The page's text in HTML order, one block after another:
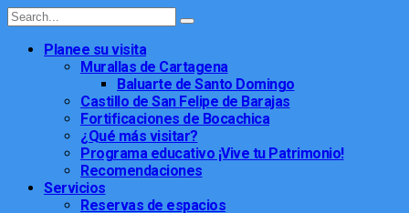
Planee su visita
Murallas de Cartagena
Baluarte de Santo Domingo
Castillo de San Felipe de Barajas
Fortificaciones de Bocachica
¿Qué más visitar?
Programa educativo ¡Vive tu Patrimonio!
Recomendaciones
Servicios
Reservas de espacios